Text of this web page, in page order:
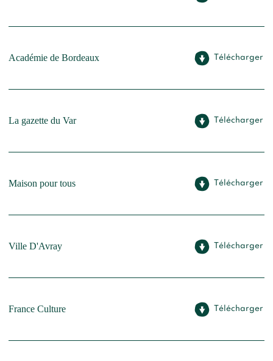
Académie de Bordeaux Télécharger
La gazette du Var Télécharger
Maison pour tous Télécharger
Ville D'Avray Télécharger
France Culture Télécharger